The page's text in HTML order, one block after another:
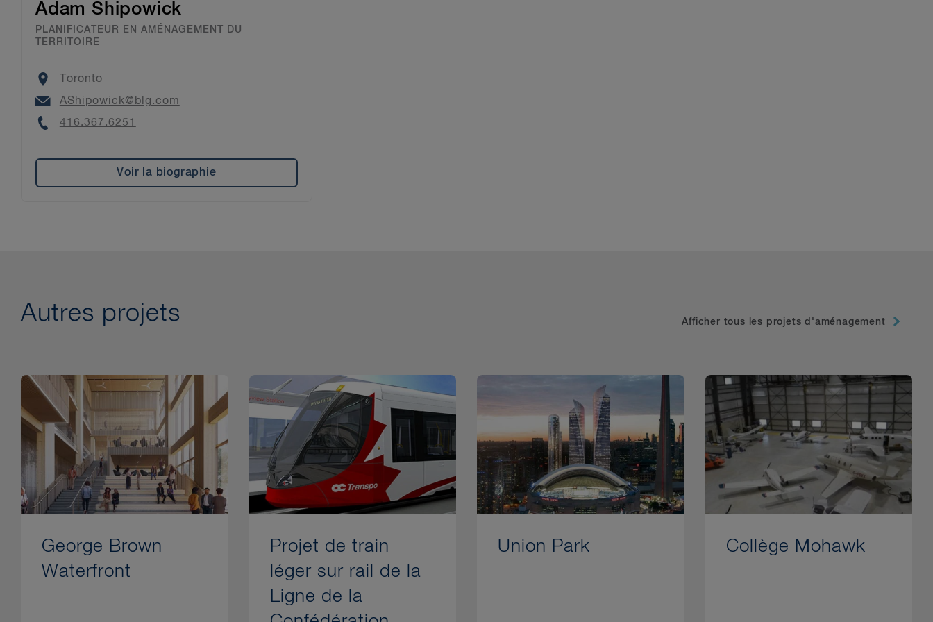
Adam Shipowick
PLANIFICATEUR EN AMÉNAGEMENT DU
TERRITOIRE
Location
Toronto
Email
AShipowick@blg.com
Phone
416.367.6251
Voir la biographie
Autres projets Afficher tous les projets d'aménagement
George Brown
Waterfront
Projet de train
léger sur rail de la
Ligne de la
Union Park Collège Mohawk